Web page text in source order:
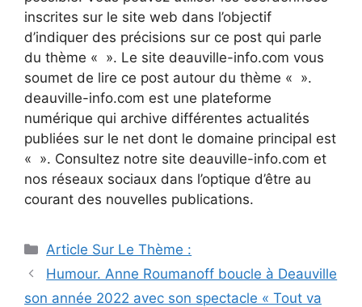
inscrites sur le site web dans l’objectif
d’indiquer des précisions sur ce post qui parle
du thème « ». Le site deauville-info.com vous
soumet de lire ce post autour du thème « ».
deauville-info.com est une plateforme
numérique qui archive différentes actualités
publiées sur le net dont le domaine principal est
« ». Consultez notre site deauville-info.com et
nos réseaux sociaux dans l’optique d’être au
courant des nouvelles publications.
Catégories
Article Sur Le Thème :
Navigation
Humour. Anne Roumanoff boucle à Deauville
son année 2022 avec son spectacle « Tout va